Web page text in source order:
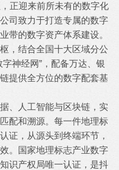
正迎来前所未有的数字化
司致力于打造专属的数字
带的数字资产体系建设。
，结合全国十大区域分公
神经网”，配备万达、银
提供全方位的数字配套基
、人工智能与区块链，实
配和溯源。每一件地理标
证，从源头到终端环节，
。国家地理标志产业数字
识产权局唯一认证，是抖